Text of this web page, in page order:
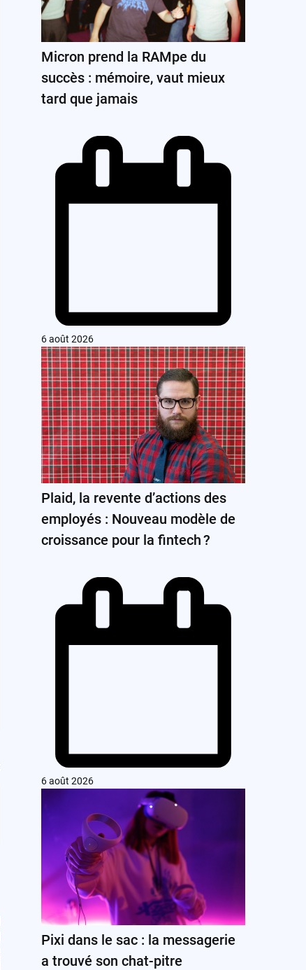
Micron prend la RAMpe du
succès : mémoire, vaut mieux
tard que jamais
6 août 2026
Plaid, la revente d’actions des
employés : Nouveau modèle de
croissance pour la fintech ?
6 août 2026
Pixi dans le sac : la messagerie
a trouvé son chat-pitre